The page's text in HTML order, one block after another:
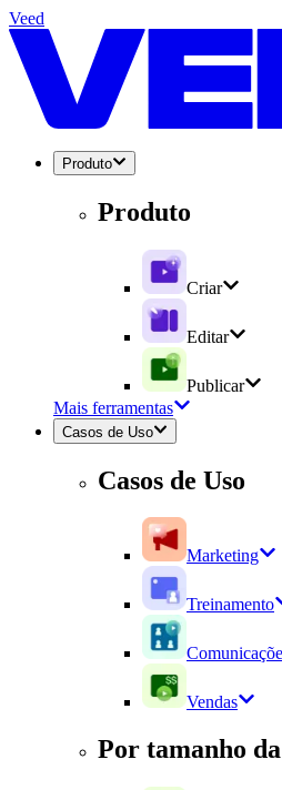
Veed
Produto
Produto
Criar
Editar
Publicar
Mais ferramentas
Casos de Uso
Casos de Uso
Marketing
Treinamento
Vendas
Por tamanho